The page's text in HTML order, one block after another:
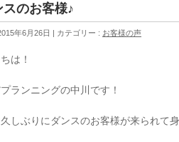
スのお客様♪
年6月26日 | カテゴリー : お客様の声
は！
ランニングの中川です！
しぶりにダンスのお客様が来られて